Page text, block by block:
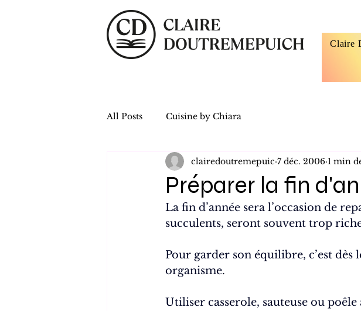
Claire
All Posts Cuisine by Chiara
Préparer la fin
clairedoutremepuic 7 déc. 2006 1 min
La fin d’année sera l’occasion de
succulents, seront souvent trop
Pour garder son équilibre, c’est
organisme.
Utiliser casserole, sauteuse ou